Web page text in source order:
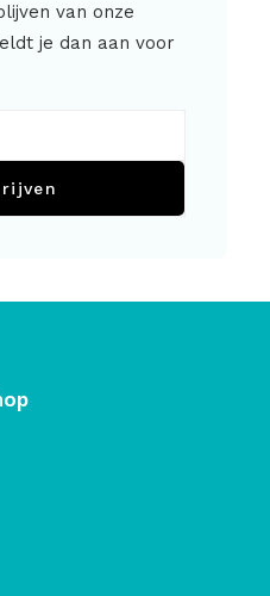
van onze
je dan aan voor